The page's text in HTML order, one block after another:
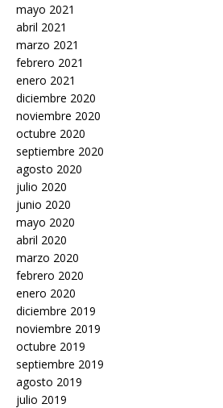
mayo 2021
abril 2021
marzo 2021
febrero 2021
enero 2021
diciembre 2020
noviembre 2020
octubre 2020
septiembre 2020
agosto 2020
julio 2020
junio 2020
mayo 2020
abril 2020
marzo 2020
febrero 2020
enero 2020
diciembre 2019
noviembre 2019
octubre 2019
septiembre 2019
agosto 2019
julio 2019